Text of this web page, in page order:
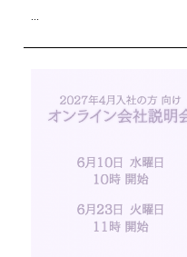
...